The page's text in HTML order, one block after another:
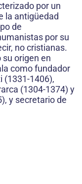
por un
la antigüedad
de
por su
no cristianas.
origen en
como fundador
(1331-1406),
(1304-1374) y
y secretario de